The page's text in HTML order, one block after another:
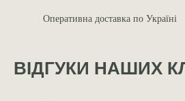
Оперативна доставка по Україні
ВІДГУКИ НАШИХ